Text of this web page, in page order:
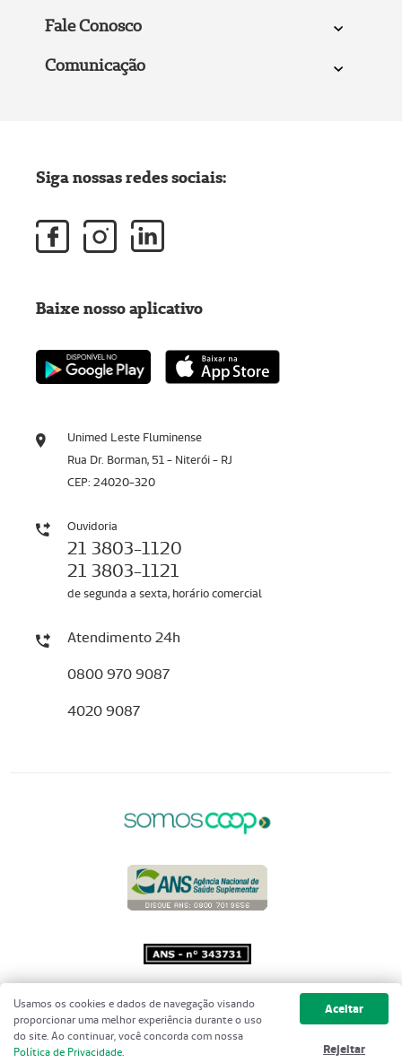
Fale Conosco
Comunicação
Unimed Leste Fluminense
Rua Dr. Borman, 51 - Niterói - RJ
CEP: 24020-320
Ouvidoria
21 3803-1120
21 3803-1121
de segunda a sexta, horário comercial
Atendimento 24h
0800 970 9087
4020 9087
Siga nossas redes sociais:
Baixe nosso aplicativo
Copyright 2001 - 2026 Unimed do
Brasil - Todos os direitos reservados
Usamos os cookies e dados de navegação visando
proporcionar uma melhor experiência durante o uso
do site. Ao continuar, você concorda com nossa
Política de Privacidade.
Aceitar
Rejeitar